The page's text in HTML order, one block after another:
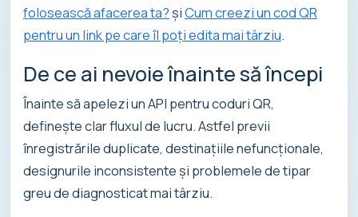
folosească afacerea ta? șiCum creezi un cod QR
pentru un link pe care îl poți edita mai târziu.
De ce ai nevoie înainte să începi
Înainte să apelezi un API pentru coduri QR,
definește clar fluxul de lucru. Astfel previi
înregistrările duplicate, destinațiile nefuncționale,
designurile inconsistente și problemele de tipar
greu de diagnosticat mai târziu.